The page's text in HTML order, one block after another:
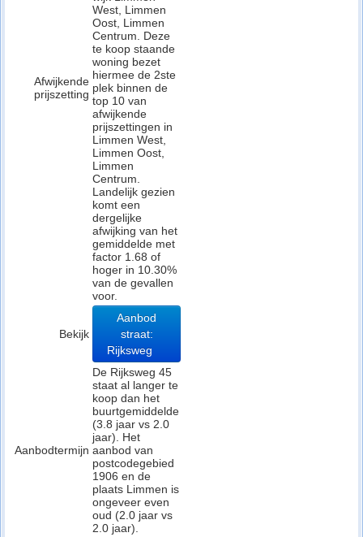
Afwijkende
prijszetting
West, Limmen
Oost, Limmen
Centrum. Deze
te koop staande
woning bezet
hiermee de 2ste
plek binnen de
top 10 van
afwijkende
prijszettingen in
Limmen West,
Limmen Oost,
Limmen
Centrum.
Landelijk gezien
komt een
dergelijke
afwijking van het
gemiddelde met
factor 1.68 of
hoger in 10.30%
van de gevallen
voor.
Bekijk
Aanbod
straat:
Rijksweg
Aanbodtermijn
De Rijksweg 45
staat al langer te
koop dan het
buurtgemiddelde
(3.8 jaar vs 2.0
jaar). Het
aanbod van
postcodegebied
1906 en de
plaats Limmen is
ongeveer even
oud (2.0 jaar vs
2.0 jaar).